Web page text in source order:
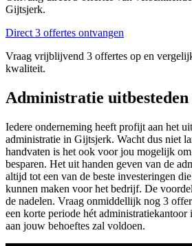
Gijtsjerk.
Direct 3 offertes ontvangen
Vraag vrijblijvend 3 offertes op en
kwaliteit.
Administratie
Iedere onderneming heeft profijt aan het
administratie in Gijtsjerk. Wacht dus niet
handvaten is het ook voor jou mogelijk
besparen. Het uit handen geven van de
altijd tot een van de beste investeringen
kunnen maken voor het bedrijf. De
de nadelen. Vraag onmiddellijk nog 3
een korte periode hét
aan jouw behoeftes zal voldoen.